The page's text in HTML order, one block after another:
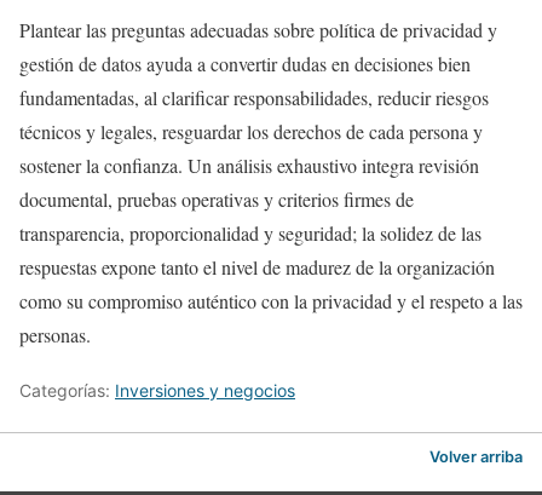
Plantear las preguntas adecuadas sobre política de privacidad y
gestión de datos ayuda a convertir dudas en decisiones bien
fundamentadas, al clarificar responsabilidades, reducir riesgos
técnicos y legales, resguardar los derechos de cada persona y
sostener la confianza. Un análisis exhaustivo integra revisión
documental, pruebas operativas y criterios firmes de
transparencia, proporcionalidad y seguridad; la solidez de las
respuestas expone tanto el nivel de madurez de la organización
como su compromiso auténtico con la privacidad y el respeto a las
personas.
Categorías: Inversiones y negocios
Volver arriba